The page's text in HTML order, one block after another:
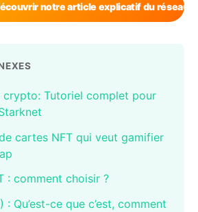
notre article explicatif du réseau
crypto: Tutoriel complet pour
cartes NFT qui veut gamifier
: comment choisir ?
: Qu’est-ce que c’est, comment